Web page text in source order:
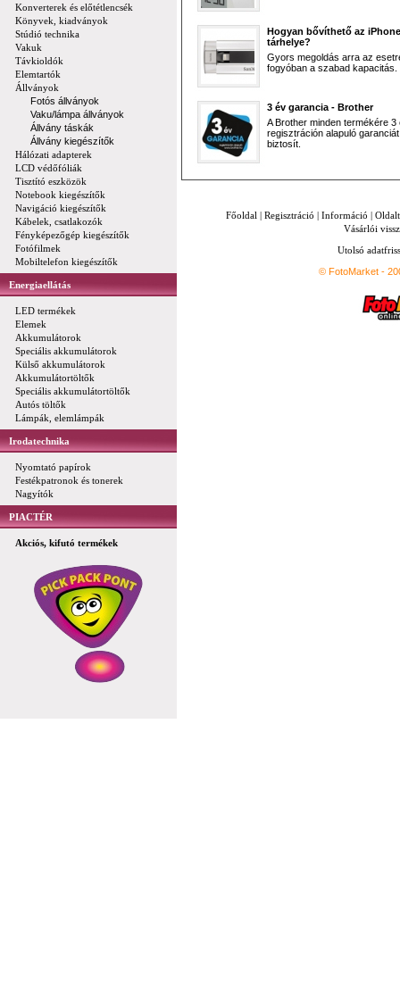
Konverterek és előtétlencsék
Könyvek, kiadványok
Stúdió technika
Vakuk
Távkioldók
Elemtartók
Állványok
Fotós állványok
Vaku/lámpa állványok
Állvány táskák
Állvány kiegészítők
Hálózati adapterek
LCD védőfóliák
Tisztító eszközök
Notebook kiegészítők
Navigáció kiegészítők
Kábelek, csatlakozók
Fényképezőgép kiegészítők
Fotófilmek
Mobiltelefon kiegészítők
Energiaellátás
LED termékek
Elemek
Akkumulátorok
Speciális akkumulátorok
Külső akkumulátorok
Akkumulátortöltők
Speciális akkumulátortöltők
Autós töltők
Lámpák, elemlámpák
Irodatechnika
Nyomtató papírok
Festékpatronok és tonerek
Nagyítók
PIACTÉR
Akciós, kifutó termékek
Hogyan bővíthető az iPhone
tárhelye?
Gyors megoldás arra az
fogyóban a szabad kapacitás.
3 év garancia - Brother
A Brother minden termékére 3
regisztráción alapuló garanciát
biztosít.
Főoldal | Regisztráció | Információ |
Vásárlói
Utolsó
© FotoMarket -